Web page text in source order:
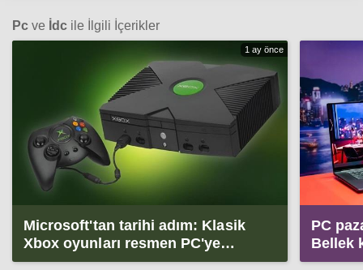
Pc ve İdc ile İlgili İçerikler
1 ay önce
Microsoft'tan tarihi adım: Klasik
Xbox oyunları resmen PC'ye
geliyor
PC
Bellek